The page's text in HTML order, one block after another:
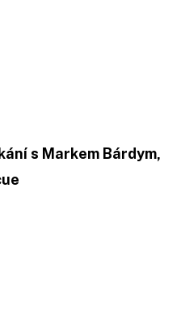
s Markem Bárdym,